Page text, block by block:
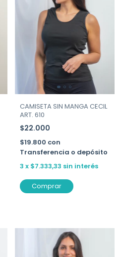
CAMISETA SIN MANGA CECIL
ART. 610
$22.000
$19.800 con
Transferencia o depósito
3 x $7.333,33 sin interés
Comprar